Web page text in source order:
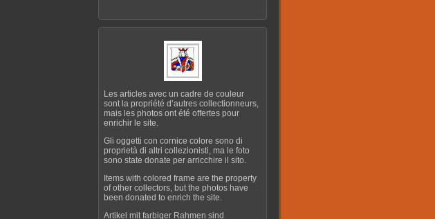
Les articles avec un cadre de couleur
sont la propriété d’autres collectionneurs,
mais les photos ont été offertes pour
enrichir le site.
Gli oggetti con cornice colore sono di
proprietà di altri collezionisti, ma le foto
sono state donate per arricchire il sito.
Items with colored frame are the property
of other collectors, but the photos have
been donated to enrich the site.
Artikel mit farbiger Rahmen sind